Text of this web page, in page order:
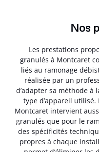
Nos
Les prestations
granulés à Montcaret
liés au ramonage
réalisée par un
d’adapter sa méthode
type d’appareil utilisé.
Montcaret intervient
granulés que pour le
des spécificités
propres à chaque